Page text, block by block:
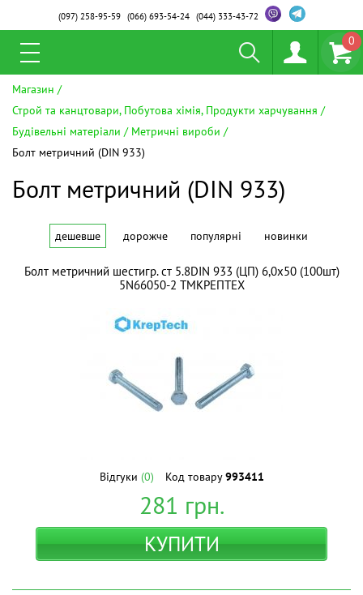
(097)258-95-59 (066)693-54-24 (044)333-43-72
0
Магазин
Строй та канцтовари, Побутова хімія, Продукти харчування
Будівельні матеріали
Метричні вироби
Болт метричний (DIN 933)
Болт метричний (DIN 933)
дешевше дорожче популярні новинки
Болт метричний шестигр. ст 5.8DIN 933 (ЦП) 6,0х50 (100шт)
5N66050-2 ТМКРЕПТЕХ
Відгуки (0) Код товару993411
281 грн.
КУПИТИ